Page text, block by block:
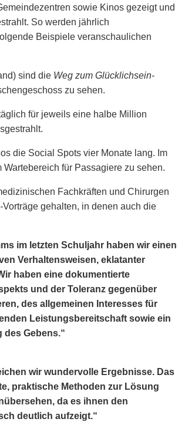
sowie Kinos gezeigt und
So werden jährlich
Beispiele veranschaulichen
sind die Weg zum Glücklichsein-
zu sehen.
für jeweils eine halbe Million
die Social Spots vier Monate lang. Im
für Passagiere zu sehen.
Fachkräften und Chirurgen
Vorträge gehalten, in denen auch die
im letzten Schuljahr haben wir einen
Verhaltensweisen, eklatanter
haben eine dokumentierte
und der Toleranz gegenüber
des allgemeinen Interesses für
Leistungsbereitschaft sowie ein
des Gebens.“
wir wundervolle Ergebnisse. Das
praktische Methoden zur Lösung
da es ihnen den
deutlich aufzeigt.“